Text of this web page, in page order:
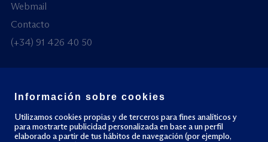
Webmail
Contacto
(+34) 91 426 40 50
© Todos los derechos reservados
Política de privacidad Política de cookies
Información sobre cookies
Utilizamos cookies propias y de terceros para fines analíticos y
para mostrarte publicidad personalizada en base a un perfil
elaborado a partir de tus hábitos de navegación (por ejemplo,